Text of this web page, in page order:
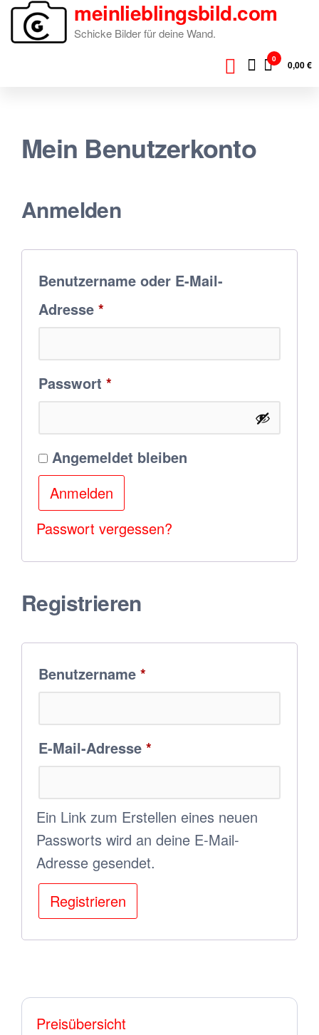
Zum
Inhalt
meinlieblingsbild.com
Schicke Bilder für deine Wand.
0 0,00 €
Mein Benutzerkonto
Anmelden
Benutzername oder E-Mail-
Adresse *
Passwort *
Angemeldet bleiben
Anmelden
Passwort vergessen?
Registrieren
Benutzername *
E-Mail-Adresse *
Ein Link zum Erstellen eines neuen
Passworts wird an deine E-Mail-
Adresse gesendet.
Registrieren
Preisübersicht